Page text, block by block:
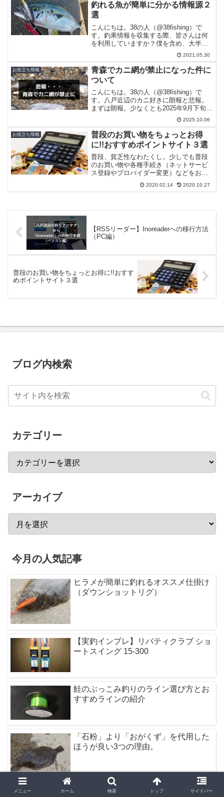
釣れる魚が簡単に分かる情報源２
選
こんにちは。38の人（@38fishing）で
す。釣果情報を収集する際、皆さんは何
を利用していますか？僕を含め、大半の
方はSNSを利用していると思います。あ
るいは仲間内での情報共有とか。特にイ
ナダやサバといった「青物」は情報の鮮
度が命。回遊...
2021.05.30
お役立ち情報
青森でカニ網が禁止になった件に
ついて
こんにちは。38の人（@38fishing）で
す。八戸近辺のカニ好きに朗報と悲報。
まずは朗報。少なくとも2025年9月下旬ご
ろから大量のワタリガニ（ガザミ）が八
戸港内に入っています。いつまでいるか
分かりませんが、釣りたい方はお早め
に。そして...
2025.10.06
お役立ち情報
普段のお買い物をちょっとお得
に!!おすすめポイントサイト３選
普段、貧乏性なわたくし。少しでも普段
のお買い物や各種手続き（ネットサービ
ス登録やプロバイダー変更）などをお得
にするため、とある裏技を使用していま
す。そのとある裏技を使用すると・・・
2020.02.14 2020.10.27
【RSSリーダー】Inoreaderへの移行方法
（PC編）
普段のお買い物をちょっとお得に!!おすす
めポイントサイト３選
ブログ内検索
カテゴリー
アーカイブ
今月の人気記事
ヒラメが簡単に釣れるオススメ仕掛け
（ダウンショットリグ）
【実釣インプレ】リバティクラブ ショ
ートスイング 15-300
鮭のぶっこみ釣りのライン選び方とお
すすめラインの紹介
「石粉」より「おがくず」を代用した
ほうが良い3つの理由。
メニュー ホーム 検索 トップ サイドバー